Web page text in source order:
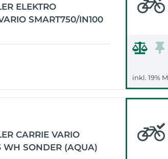
ELEKTRO
SMART750/IN100
inkl. 19%
CARRIE VARIO
WH SONDER (AQUA)